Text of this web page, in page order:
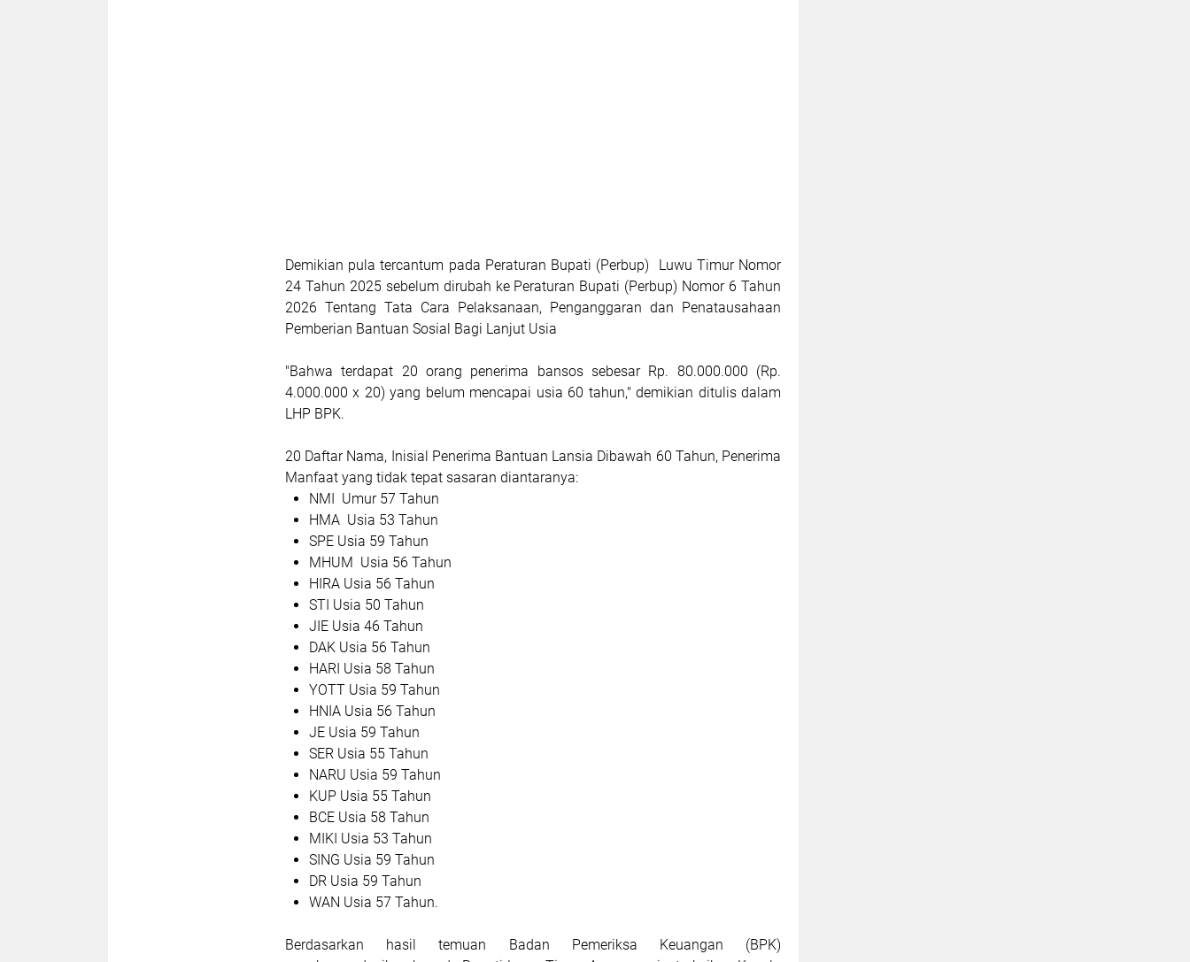
Demikian pula tercantum pada Peraturan Bupati (Perbup) Luwu Timur Nomor
24 Tahun 2025 sebelum dirubah ke Peraturan Bupati (Perbup) Nomor 6 Tahun
2026 Tentang Tata Cara Pelaksanaan, Penganggaran dan Penatausahaan
Pemberian Bantuan Sosial Bagi Lanjut Usia
"Bahwa terdapat 20 orang penerima bansos sebesar Rp. 80.000.000 (Rp.
4.000.000 x 20) yang belum mencapai usia 60 tahun," demikian ditulis dalam
LHP BPK.
20 Daftar Nama, Inisial Penerima Bantuan Lansia Dibawah 60 Tahun, Penerima
Manfaat yang tidak tepat sasaran diantaranya:
NMI Umur 57 Tahun
HMA Usia 53 Tahun
SPE Usia 59 Tahun
MHUM Usia 56 Tahun
HIRA Usia 56 Tahun
STI Usia 50 Tahun
JIE Usia 46 Tahun
DAK Usia 56 Tahun
HARI Usia 58 Tahun
YOTT Usia 59 Tahun
HNIA Usia 56 Tahun
JE Usia 59 Tahun
SER Usia 55 Tahun
NARU Usia 59 Tahun
KUP Usia 55 Tahun
BCE Usia 58 Tahun
MIKI Usia 53 Tahun
SING Usia 59 Tahun
DR Usia 59 Tahun
WAN Usia 57 Tahun.
Berdasarkan hasil temuan Badan Pemeriksa Keuangan (BPK)